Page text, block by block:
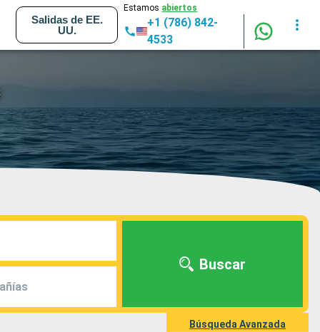
Salidas de EE.
UU.
Estamos abiertos
+1 (786) 842-
4533
Buscar
Búsqueda Avanzada